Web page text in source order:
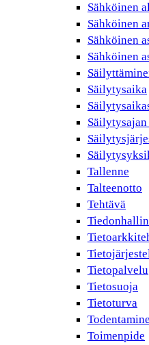
Sähköinen
Sähköinen
Sähköinen
Sähköinen
Säilytysaika
Tallenne
Talteenotto
Tehtävä
Tietopalvelu
Tietosuoja
Tietoturva
Toimenpide